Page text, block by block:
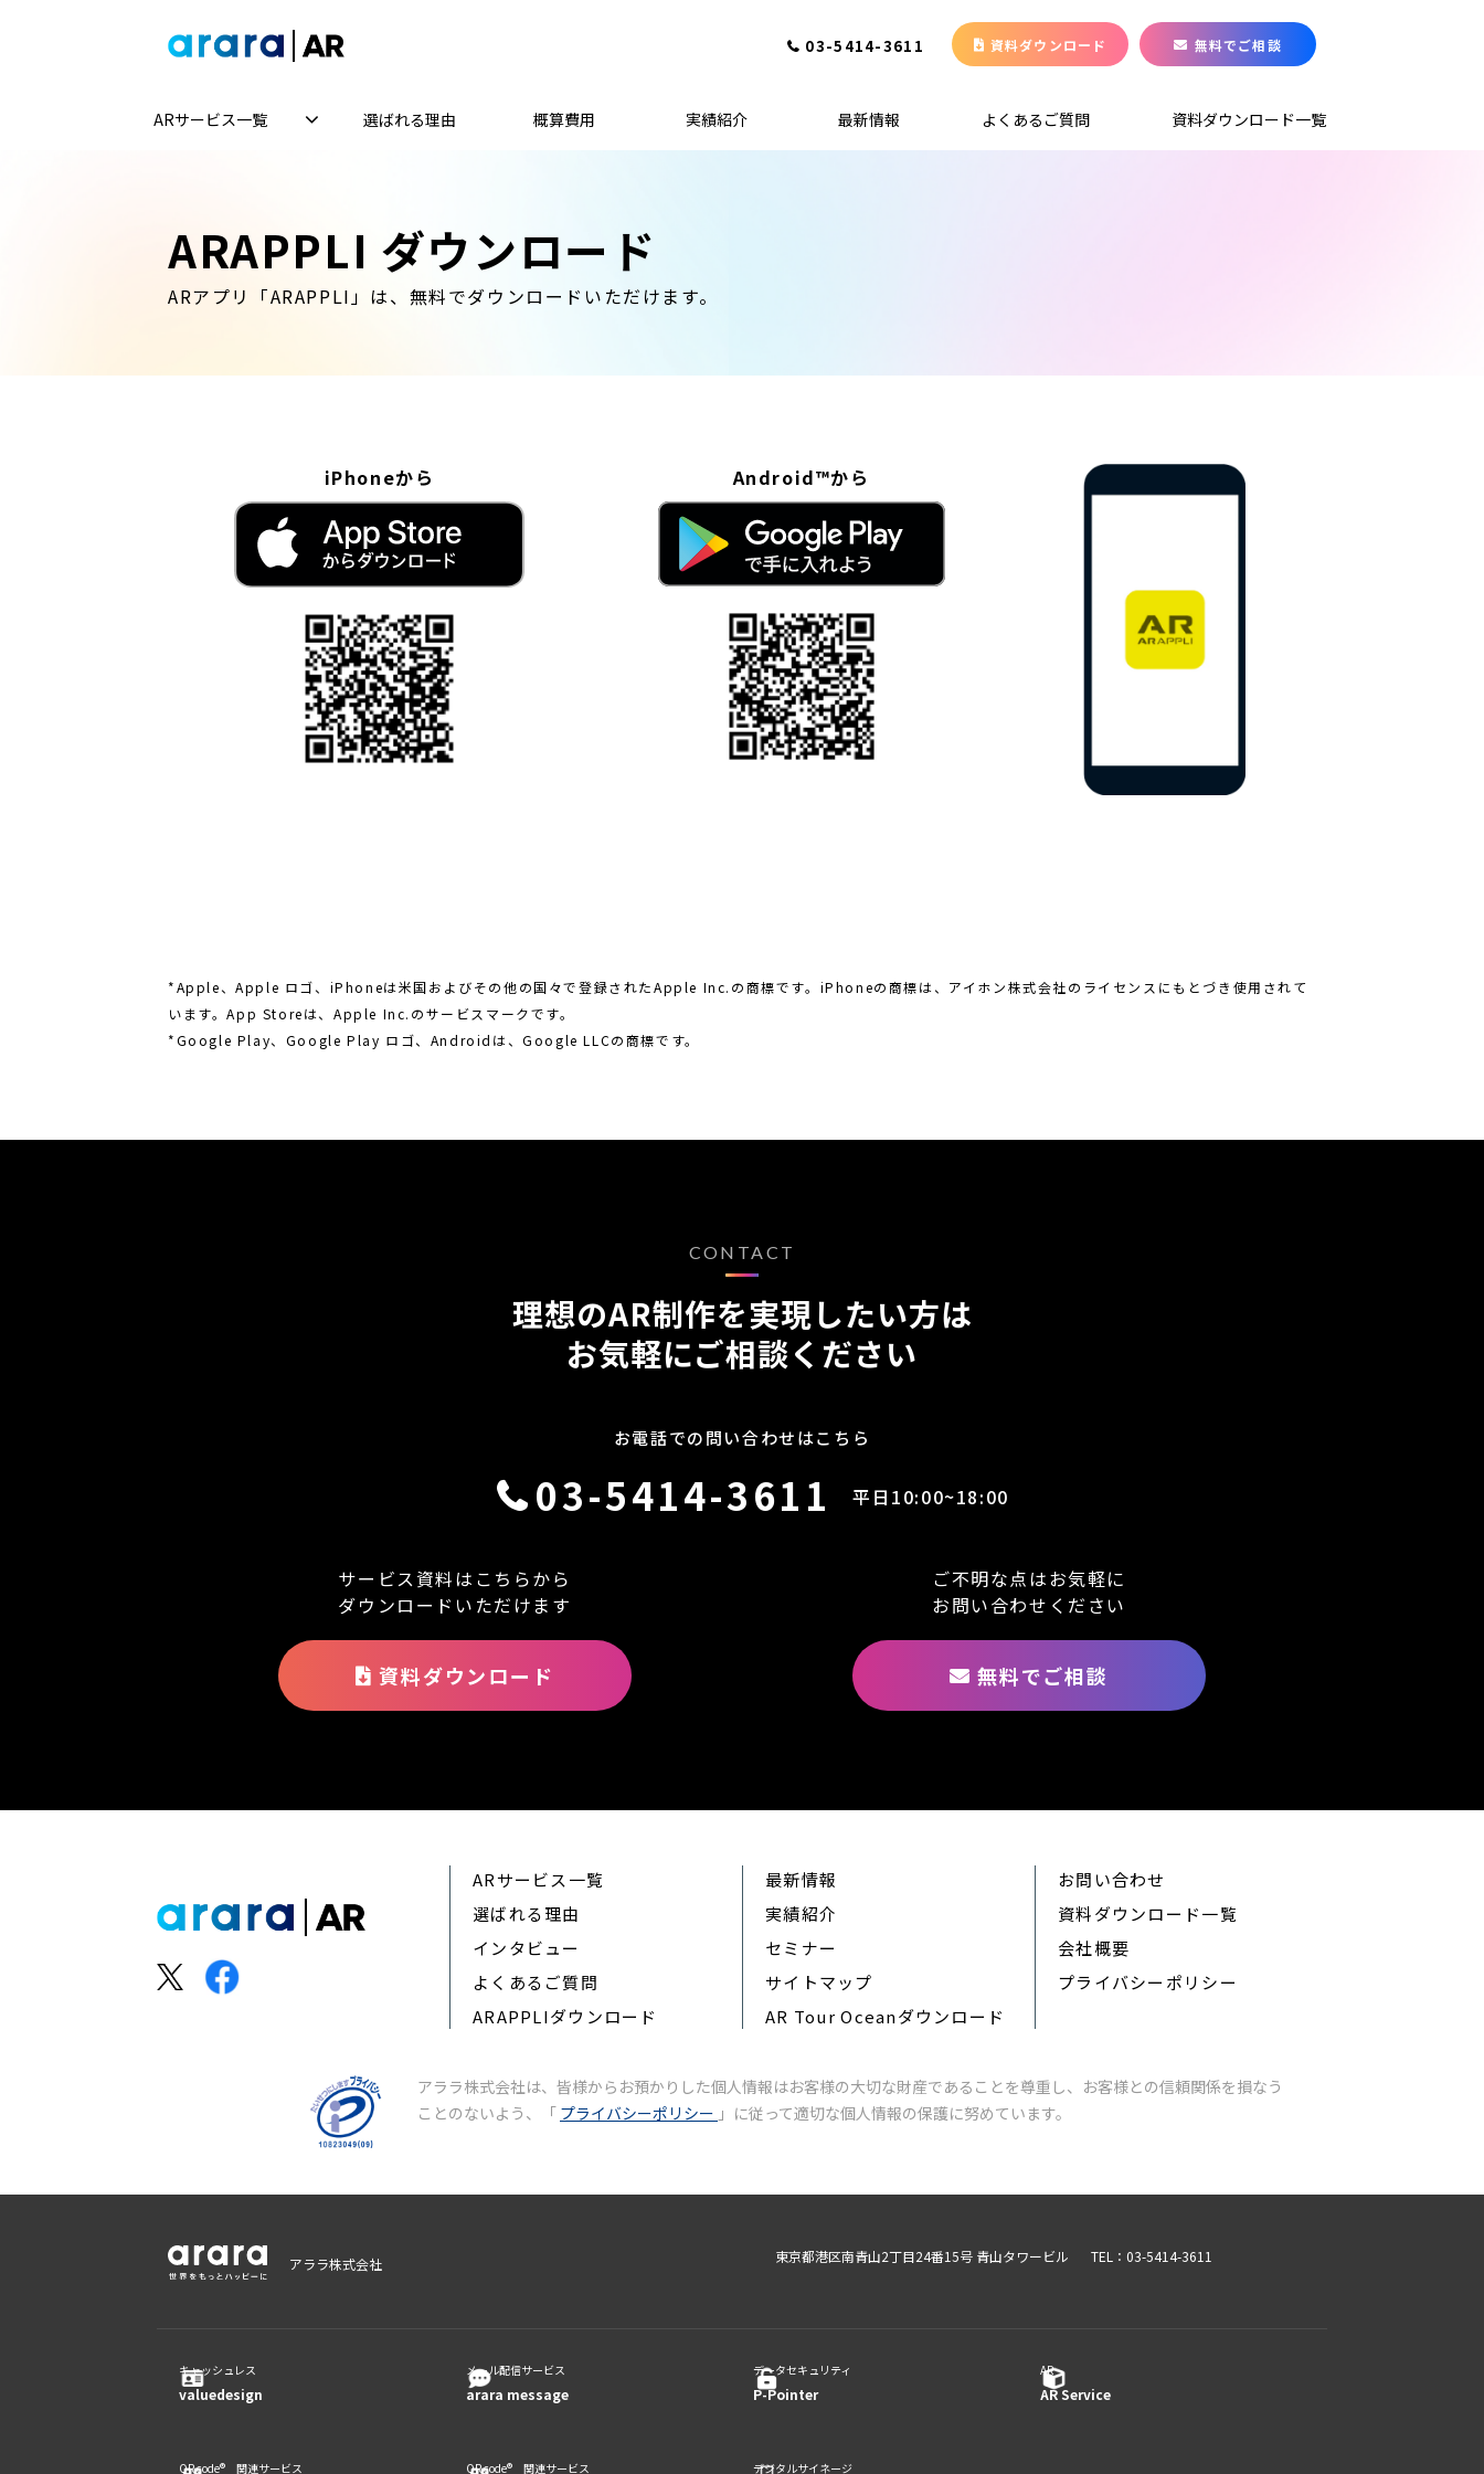
03-5414-3611 資料ダウンロード 無料でご相談
ARサービス一覧 選ばれる理由 概算費用 実績紹介 最新情報 よくあるご質問 資料ダウンロード一覧
ARAPPLI ダウンロード
ARアプリ「ARAPPLI」は、無料でダウンロードいただけます。
iPhoneから Android™から
*Apple、Apple ロゴ、iPhoneは米国およびその他の国々で登録されたApple Inc.の商標です。iPhoneの商標は、アイホン株式会社のライセンスにもとづき使用されて
います。App Storeは、Apple Inc.のサービスマークです。
*Google Play、Google Play ロゴ、Androidは、Google LLCの商標です。
CONTACT
理想のAR制作を実現したい方は
お気軽にご相談ください
お電話での問い合わせはこちら
03-5414-3611 平日10:00~18:00
サービス資料はこちらから
ダウンロードいただけます
資料ダウンロード
ご不明な点はお気軽に
お問い合わせください
無料でご相談
ARサービス一覧
選ばれる理由
インタビュー
よくあるご質問
ARAPPLIダウンロード
最新情報
実績紹介
セミナー
サイトマップ
AR Tour Oceanダウンロード
お問い合わせ
資料ダウンロード一覧
会社概要
プライバシーポリシー
アララ株式会社は、皆様からお預かりした個人情報はお客様の大切な財産であることを尊重し、お客様との信頼関係を損なう
ことのないよう、「 プライバシーポリシー 」に従って適切な個人情報の保護に努めています。
アララ株式会社 東京都港区南青山2丁目24番15号 青山タワービル TEL：03-5414-3611
キャッシュレス
valuedesign
メール配信サービス
arara message
データセキュリティ
P-Pointer
AR
AR Service
QR code® 関連サービス QR code® 関連サービス デジタルサイネージ